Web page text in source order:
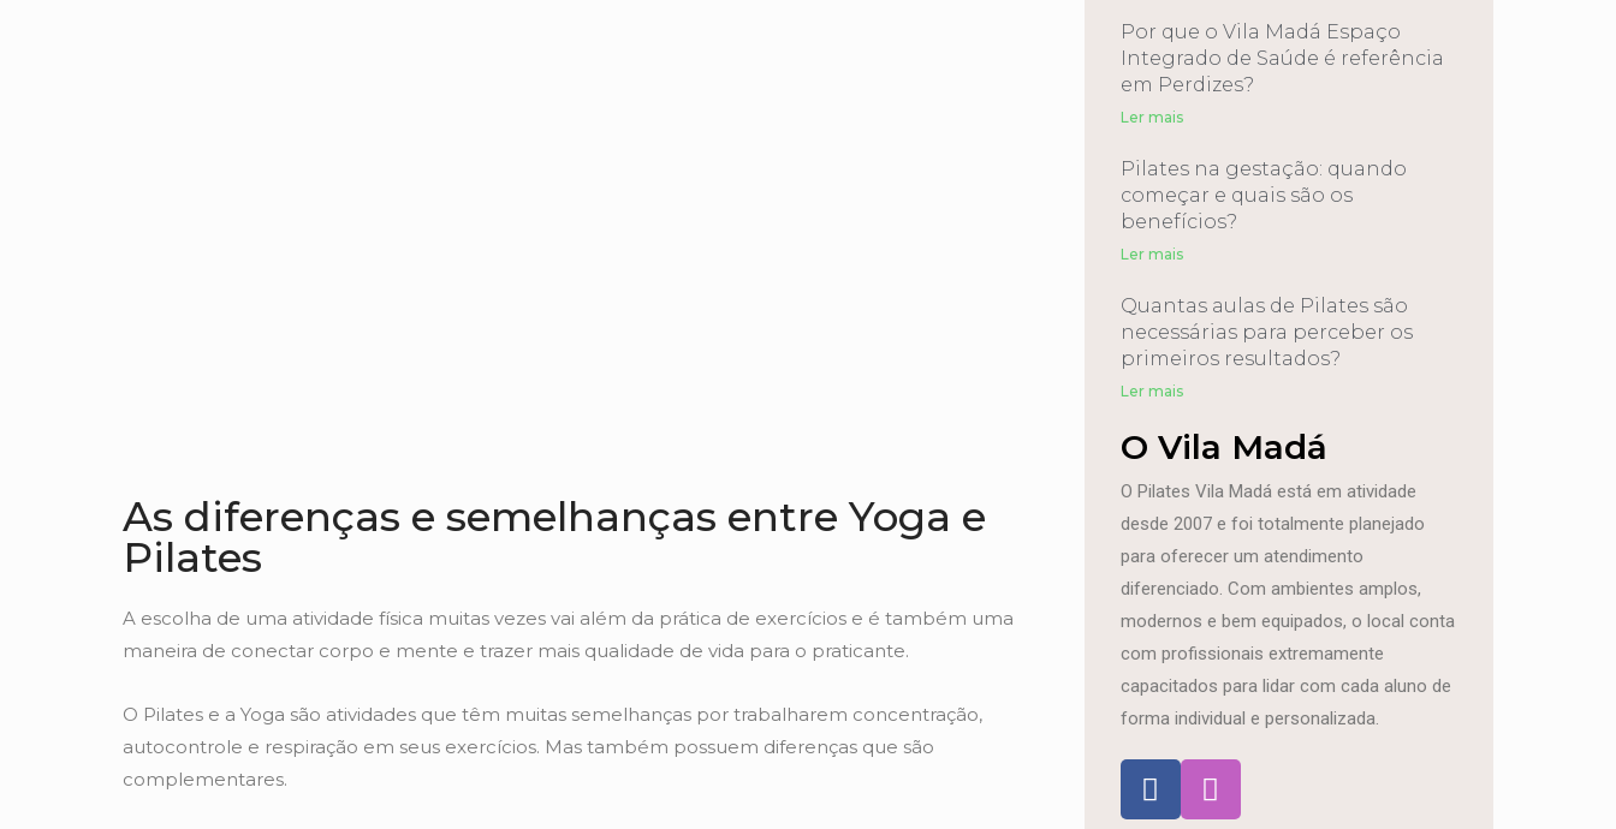
As diferenças e semelhanças entre Yoga e
Pilates
A escolha de uma atividade física muitas vezes vai além da prática de exercícios e é também uma
maneira de conectar corpo e mente e trazer mais qualidade de vida para o praticante.
O Pilates e a Yoga são atividades que têm muitas semelhanças por trabalharem concentração,
autocontrole e respiração em seus exercícios. Mas também possuem diferenças que são
complementares.
Por que o Vila Madá Espaço
Integrado de Saúde é referência
em Perdizes?
Ler mais
Pilates na gestação: quando
começar e quais são os
benefícios?
Ler mais
Quantas aulas de Pilates são
necessárias para perceber os
primeiros resultados?
Ler mais
O Vila Madá
O Pilates Vila Madá está em atividade
desde 2007 e foi totalmente planejado
para oferecer um atendimento
diferenciado. Com ambientes amplos,
modernos e bem equipados, o local conta
com profissionais extremamente
capacitados para lidar com cada aluno de
forma individual e personalizada.